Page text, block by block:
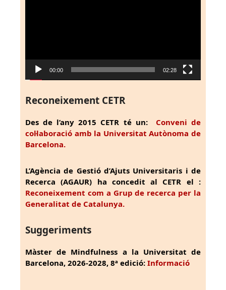
00:00 02:28
Reconeixement CETR
Des de l’any 2015 CETR té un: Conveni de
col·laboració amb la Universitat Autònoma de
Barcelona.
L’Agència de Gestió d’Ajuts Universitaris i de
Recerca (AGAUR) ha concedit al CETR el :
Reconeixement com a Grup de recerca per la
Generalitat de Catalunya.
Suggeriments
Màster de Mindfulness a la Universitat de
Barcelona, 2026-2028, 8ª edició: Informació